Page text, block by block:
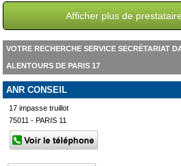
Afficher plus de
VOTRE RECHERCHE SERVICE SECRÉTARIAT
ALENTOURS DE PARIS 17
ANR CONSEIL
17 impasse truillot
75011 - PARIS 11